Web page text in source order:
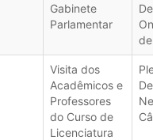
Gabinete
Parlamentar
Visita dos
Acadêmicos e
Professores
do Curso de
Licenciatura